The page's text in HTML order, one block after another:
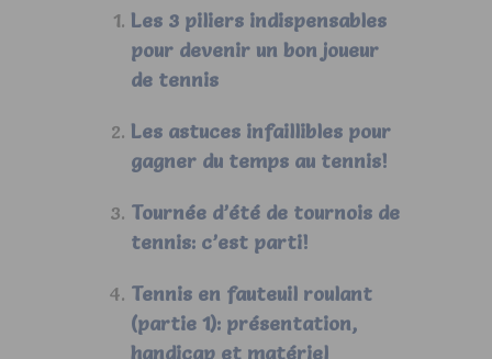
Les 3 piliers indispensables
pour devenir un bon joueur
de tennis
Les astuces infaillibles pour
gagner du temps au tennis!
Tournée d’été de tournois de
tennis: c’est parti!
Tennis en fauteuil roulant
(partie 1): présentation,
handicap et matériel